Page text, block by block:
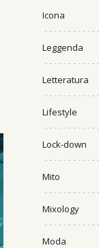
Icona
Leggenda
Letteratura
Lifestyle
Lock-down
Mito
Mixology
Moda